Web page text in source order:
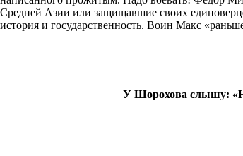
Средней Азии или защищавшие своих
история и государственность. Воин Макс
У Шорохова слышу: